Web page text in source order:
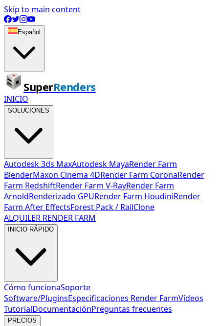
Skip to main content
Español
SuperRenders
INICIO
SOLUCIONES
Autodesk 3ds MaxAutodesk MayaRender Farm
BlenderMaxon Cinema 4DRender Farm CoronaRender
Farm RedshiftRender Farm V-RayRender Farm
ArnoldRenderizado GPURender Farm HoudiniRender
Farm After EffectsForest Pack / RailClone
ALQUILER RENDER FARM
INICIO RÁPIDO
Cómo funcionaSoporte
Software/PluginsEspecificaciones Render FarmVídeos
TutorialDocumentaciónPreguntas frecuentes
PRECIOS